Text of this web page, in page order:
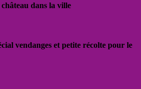
dans la ville
vendanges et petite récolte pour le